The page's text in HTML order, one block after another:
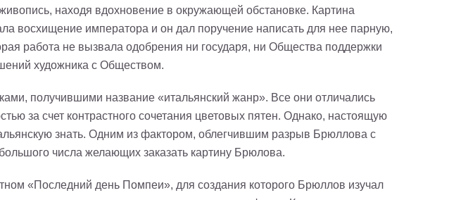
находя вдохновение в окружающей обстановке. Картина
восхищение императора и он дал поручение написать для нее парную,
работа не вызвала одобрения ни государя, ни Общества поддержки
художника с Обществом.
получившими название «итальянский жанр». Все они отличались
за счет контрастного сочетания цветовых пятен. Однако, настоящую
знать. Одним из фактором, облегчившим разрыв Брюллова с
числа желающих заказать картину Брюлова.
«Последний день Помпеи», для создания которого Брюллов изучал